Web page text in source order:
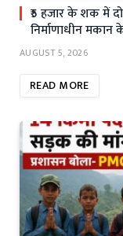
₹5 हजार के शक में
निर्माणाधीन
AUGUST 5, 2026
READ MORE